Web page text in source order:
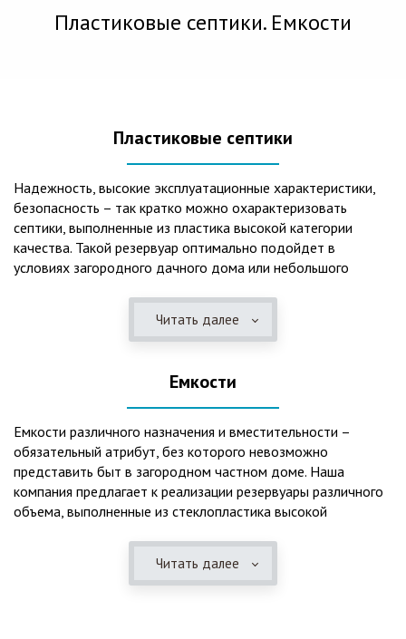
Пластиковые септики. Емкости
Пластиковые септики
Надежность, высокие эксплуатационные характеристики,
безопасность – так кратко можно охарактеризовать
септики, выполненные из пластика высокой категории
качества. Такой резервуар оптимально подойдет в
условиях загородного дачного дома или небольшого
механическая и биологическая очистка канализационных
Главная причина популярности пластиковых и
также отнести:
безупречное качество изготовления;
стойкость к высокому давлению грунта (даже в
ненаполненном состоянии);
полная герметичность, что гарантирует отсутствие
Читать далее
Емкости
Емкости различного назначения и вместительности –
обязательный атрибут, без которого невозможно
представить быт в загородном частном доме. Наша
компания предлагает к реализации резервуары различного
объема, выполненные из стеклопластика высокой
одна из основных сфер их практического использования –
это организация центров очистки, обустройство
Читать далее